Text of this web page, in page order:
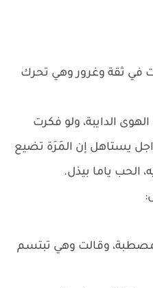
في ثقة وغرور وهي تحرك
الدايبة، ولو فكرت
يستاهل إن المَرَة تضيع
الحب ياما بيذل.
وقالت وهي تبتسم